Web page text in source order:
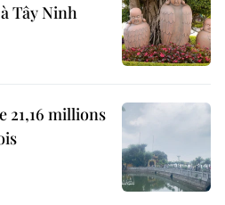
Tây Ninh
21,16 millions